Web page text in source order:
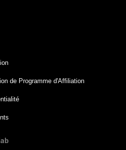
de Programme d'Affiliation